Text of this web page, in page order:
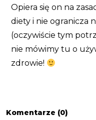
Opiera się on na
diety i nie ogranicza
(oczywiście tym
nie mówimy tu o
zdrowie!
Komentarze (0)